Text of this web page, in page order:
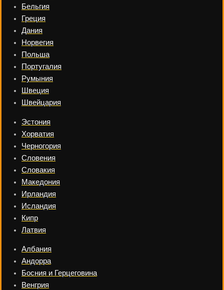
Бельгия
Греция
Дания
Норвегия
Польша
Португалия
Румыния
Швеция
Швейцария
Эстония
Хорватия
Черногория
Словения
Словакия
Македония
Ирландия
Исландия
Кипр
Латвия
Албания
Андорра
Босния и Герцеговина
Венгрия